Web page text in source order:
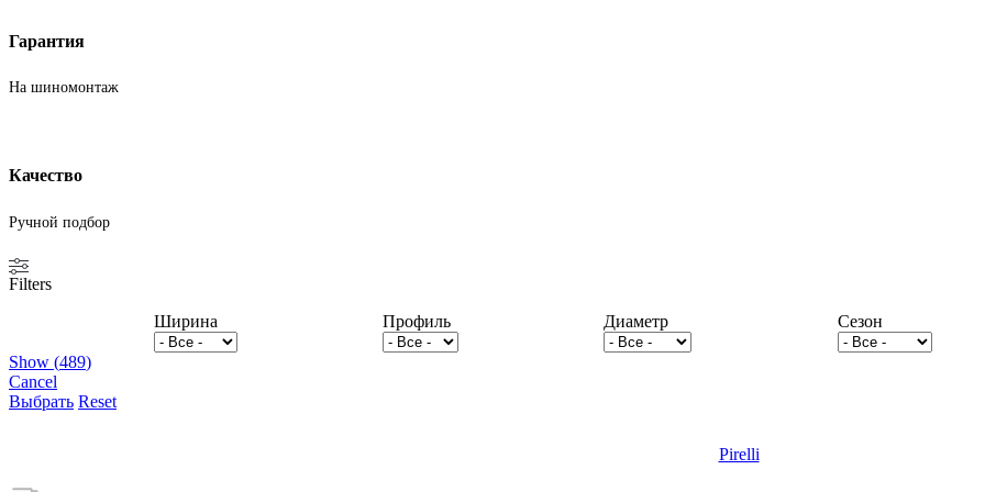
Гарантия
На шиномонтаж
Качество
Ручной подбор
Filters
Ширина
Профиль Диаметр Сезон
Show (489)
Cancel
Выбрать Reset
Pirelli